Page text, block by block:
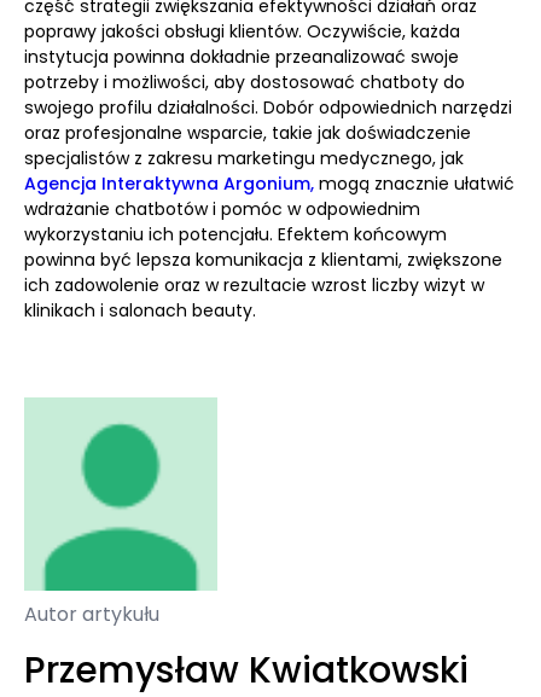
część strategii zwiększania efektywności działań oraz
poprawy jakości obsługi klientów. Oczywiście, każda
instytucja powinna dokładnie przeanalizować swoje
potrzeby i możliwości, aby dostosować chatboty do
swojego profilu działalności. Dobór odpowiednich narzędzi
oraz profesjonalne wsparcie, takie jak doświadczenie
specjalistów z zakresu marketingu medycznego, jak
Agencja Interaktywna Argonium, mogą znacznie ułatwić
wdrażanie chatbotów i pomóc w odpowiednim
wykorzystaniu ich potencjału. Efektem końcowym
powinna być lepsza komunikacja z klientami, zwiększone
ich zadowolenie oraz w rezultacie wzrost liczby wizyt w
klinikach i salonach beauty.
Autor artykułu
Przemysław Kwiatkowski